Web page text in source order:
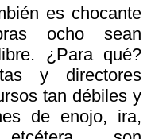
es chocante
ocho sean
¿Para qué?
y directores
tan débiles y
de enojo, ira,